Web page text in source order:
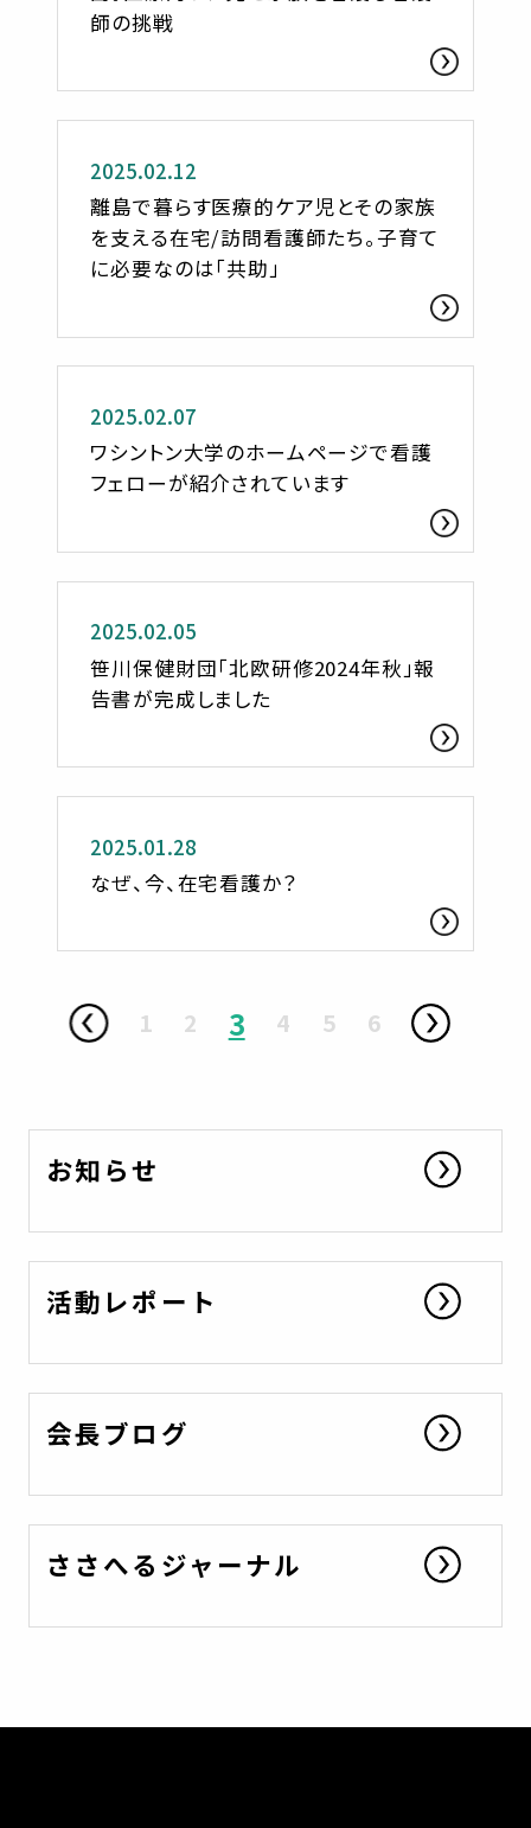
師の挑戦
ささへるジャーナル
2025.02.12
離島で暮らす医療的ケア児とその家族
を支える在宅/訪問看護師たち。子育て
に必要なのは「共助」
お知らせ
2025.02.07
ワシントン大学のホームページで看護
フェローが紹介されています
活動レポート
2025.02.05
笹川保健財団「北欧研修2024年秋」報
告書が完成しました
お知らせ
2025.01.28
なぜ、今、在宅看護か？
1 2 3 4 5 6
お知らせ
活動レポート
会長ブログ
ささへるジャーナル